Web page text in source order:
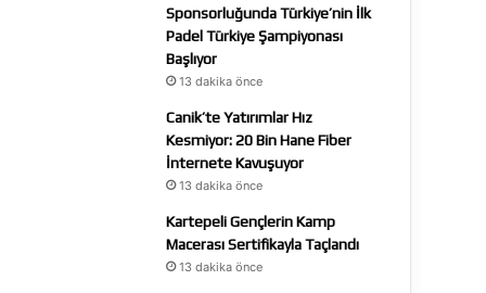
Sponsorluğunda Türkiye’nin İlk
Padel Türkiye Şampiyonası
Başlıyor
13 dakika önce
Canik’te Yatırımlar Hız
Kesmiyor: 20 Bin Hane Fiber
İnternete Kavuşuyor
13 dakika önce
Kartepeli Gençlerin Kamp
Macerası Sertifikayla Taçlandı
13 dakika önce